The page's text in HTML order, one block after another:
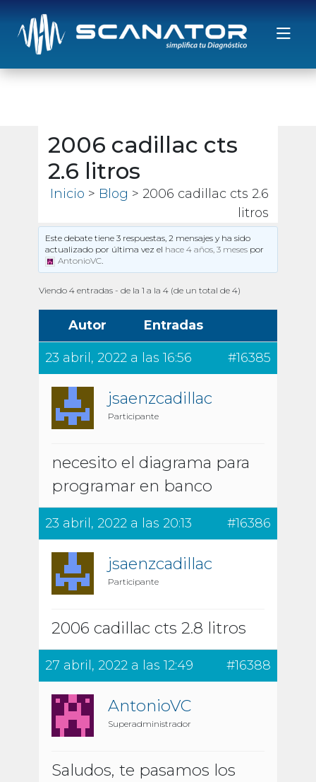
Saltar al contenido
2006 cadillac cts
2.6 litros
Inicio > Blog > 2006 cadillac cts 2.6
litros
Este debate tiene 3 respuestas, 2 mensajes y ha sido
actualizado por última vez el hace 4 años, 3 meses por
AntonioVC
Viendo 4 entradas - de la 1 a la 4 (de un total de 4)
Autor Entradas
23 abril, 2022 a las 16:56 #16385
jsaenzcadillac
Participante
necesito el diagrama para
programar en banco
23 abril, 2022 a las 20:13 #16386
jsaenzcadillac
Participante
2006 cadillac cts 2.8 litros
27 abril, 2022 a las 12:49 #16388
AntonioVC
Superadministrador
Saludos, te pasamos los